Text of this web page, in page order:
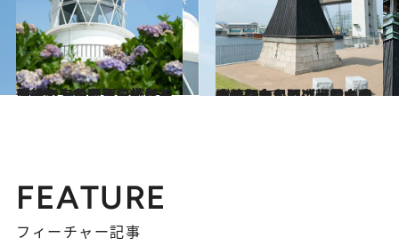
2025.11.6
まるで二段のホールケーキのよう！ 百三十年も現役で海を照らし続けているレトロな部埼灯台へ
旅＆お出かけ 2025.9.17
あのワンカップ大関がなぜ？ 有名酒造メーカーが珍しい民間の灯台を建てた理由とは【現役の木造灯台としては、日本最古の灯台へ】
旅＆お出かけ
FEATURE
フィーチャー記事